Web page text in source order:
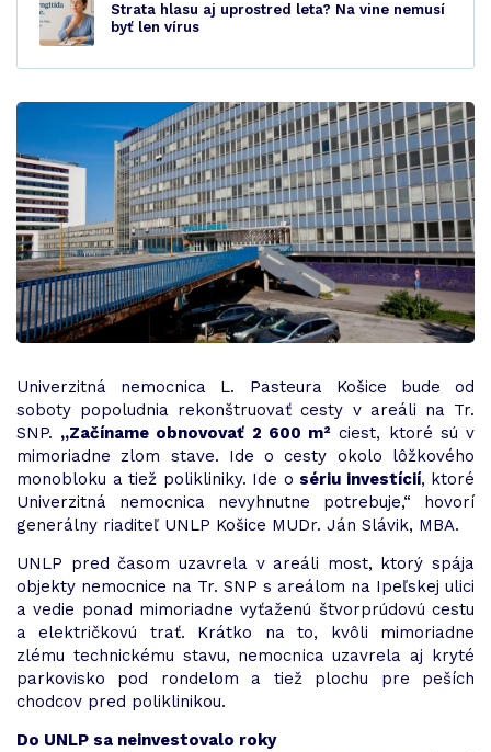
Univerzitná nemocnica L. Pasteura Košice bude od
soboty popoludnia rekonštruovať cesty v areáli na Tr.
SNP. „Začíname obnovovať 2 600 m² ciest, ktoré sú v
mimoriadne zlom stave. Ide o cesty okolo lôžkového
monobloku a tiež polikliniky. Ide o sériu investícií, ktoré
Univerzitná nemocnica nevyhnutne potrebuje,“ hovorí
generálny riaditeľ UNLP Košice MUDr. Ján Slávik, MBA.
UNLP pred časom uzavrela v areáli most, ktorý spája
objekty nemocnice na Tr. SNP s areálom na Ipeľskej ulici
a vedie ponad mimoriadne vyťaženú štvorprúdovú cestu
a električkovú trať. Krátko na to, kvôli mimoriadne
zlému technickému stavu, nemocnica uzavrela aj kryté
parkovisko pod rondelom a tiež plochu pre peších
chodcov pred poliklinikou.
Do UNLP sa neinvestovalo roky
Strata hlasu aj uprostred leta? Na vine nemusí
byť len vírus